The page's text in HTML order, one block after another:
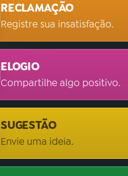
RECLAMAÇÃO
Registre sua insatisfação.
ELOGIO
Compartilhe algo positivo.
SUGESTÃO
Envie uma ideia.